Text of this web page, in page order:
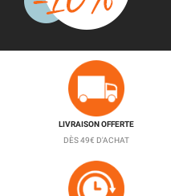
LIVRAISON OFFERTE
DÈS 49€ D'ACHAT